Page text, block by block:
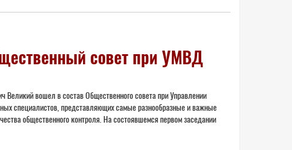
совет при УМВД
вошел в состав Общественного совета при Управлении
специалистов, представляющих самые разнообразные и важные
общественного контроля. На состоявшемся первом заседании